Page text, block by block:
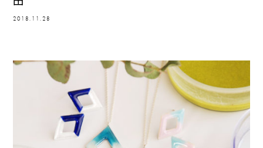
2018.11.28